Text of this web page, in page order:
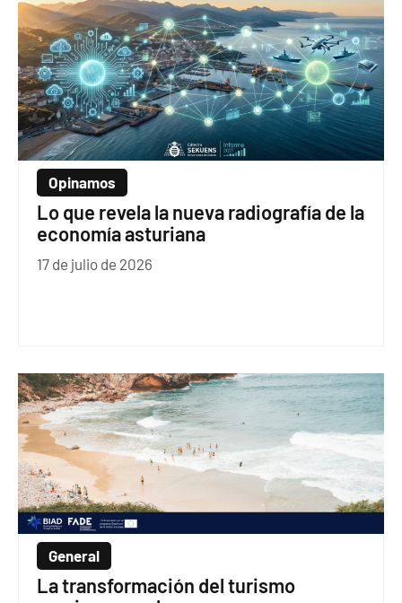
Opinamos
Lo que revela la nueva radiografía de la
economía asturiana
17 de julio de 2026
General
La transformación del turismo